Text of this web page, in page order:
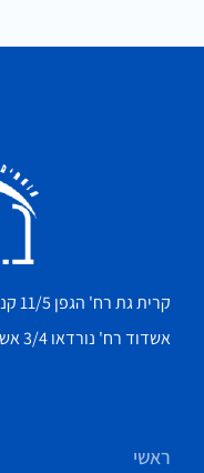
קרית גת רח' הגפן 11/5 קניות גת סנטר טל' 074-7691333
אשדוד רח' נורדאו 3/4 אשדוד א' טל' 079-5805775
ראשי